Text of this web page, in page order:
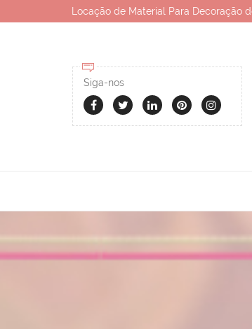
Locação de Material Para Decoração
Siga-nos